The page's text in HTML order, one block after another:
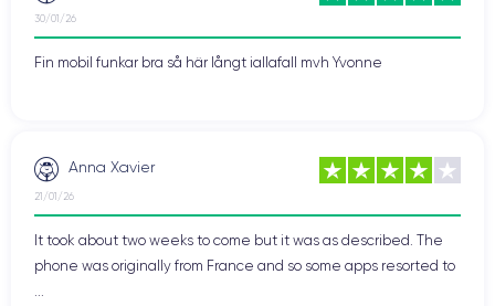
30/01/26
Fin mobil funkar bra så här långt iallafall mvh Yvonne
Anna Xavier
21/01/26
It took about two weeks to come but it was as described. The
phone was originally from France and so some apps resorted to